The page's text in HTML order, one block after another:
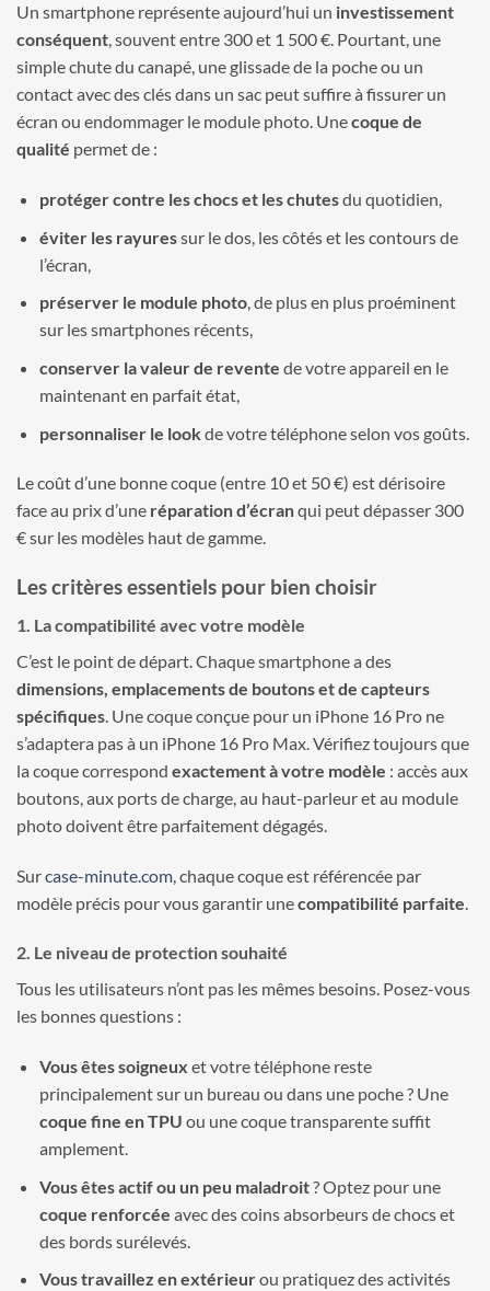
Un smartphone représente aujourd’hui un investissement
conséquent, souvent entre 300 et 1 500 €. Pourtant, une
simple chute du canapé, une glissade de la poche ou un
contact avec des clés dans un sac peut suffire à fissurer un
écran ou endommager le module photo. Unecoque de
qualité permet de :
protéger contre les chocs et les chutesdu quotidien,
éviter les rayuressur le dos, les côtés et les contours de
l’écran,
préserver le module photo, de plus en plus proéminent
sur les smartphones récents,
conserver la valeur de revente de votre appareil en le
maintenant en parfait état,
personnaliser le lookde votre téléphone selon vos goûts.
Le coût d’une bonne coque (entre 10 et 50 €) est dérisoire
face au prix d’une réparation d’écranqui peut dépasser 300
€ sur les modèles haut de gamme.
Les critères essentiels pour bien choisir
1. La compatibilité avec votre modèle
C’est le point de départ. Chaque smartphone a des
dimensions, emplacements de boutons et de capteurs
spécifiques . Une coque conçue pour un iPhone 16 Pro ne
s’adaptera pas à un iPhone 16 Pro Max. Vérifiez toujours que
la coque correspond exactement à votre modèle : accès aux
boutons, aux ports de charge, au haut-parleur et au module
photo doivent être parfaitement dégagés.
Surcase-minute.com , chaque coque est référencée par
modèle précis pour vous garantir unecompatibilité parfaite
2. Le niveau de protection souhaité
Tous les utilisateurs n’ont pas les mêmes besoins. Posez-vous
les bonnes questions :
Vous êtes soigneux et votre téléphone reste
principalement sur un bureau ou dans une poche ? Une
coque fine en TPU ou une coque transparente suffit
amplement.
Vous êtes actif ou un peu maladroit? Optez pour une
coque renforcée avec des coins absorbeurs de chocs et
des bords surélevés.
Vous travaillez en extérieurou pratiquez des activités